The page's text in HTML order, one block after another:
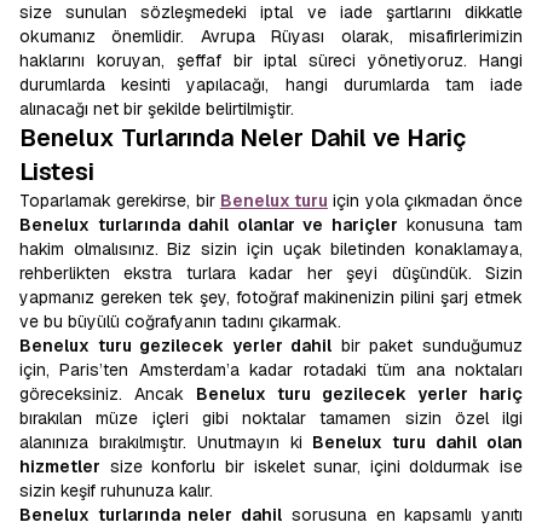
size sunulan sözleşmedeki iptal ve iade şartlarını dikkatle
okumanız önemlidir. Avrupa Rüyası olarak, misafirlerimizin
haklarını koruyan, şeffaf bir iptal süreci yönetiyoruz. Hangi
durumlarda kesinti yapılacağı, hangi durumlarda tam iade
alınacağı net bir şekilde belirtilmiştir.
Benelux Turlarında Neler Dahil ve Hariç
Listesi
Toparlamak gerekirse, bir Benelux turu için yola çıkmadan önce
Benelux turlarında dahil olanlar ve hariçler konusuna tam
hakim olmalısınız. Biz sizin için uçak biletinden konaklamaya,
rehberlikten ekstra turlara kadar her şeyi düşündük. Sizin
yapmanız gereken tek şey, fotoğraf makinenizin pilini şarj etmek
ve bu büyülü coğrafyanın tadını çıkarmak.
Benelux turu gezilecek yerler dahil bir paket sunduğumuz
için, Paris’ten Amsterdam’a kadar rotadaki tüm ana noktaları
göreceksiniz. Ancak Benelux turu gezilecek yerler hariç
bırakılan müze içleri gibi noktalar tamamen sizin özel ilgi
alanınıza bırakılmıştır. Unutmayın ki Benelux turu dahil olan
hizmetler size konforlu bir iskelet sunar, içini doldurmak ise
sizin keşif ruhunuza kalır.
Benelux turlarında neler dahil sorusuna en kapsamlı yanıtı